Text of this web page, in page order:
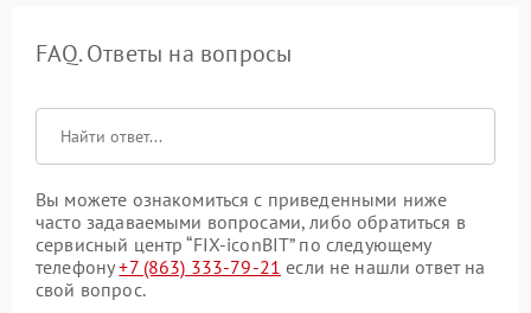
FAQ. Ответы на вопросы
Вы можете ознакомиться с приведенными ниже
часто задаваемыми вопросами, либо обратиться в
сервисный центр “FIX-iconBIT” по следующему
телефону+7 (863) 333-79-21 если не нашли ответ на
свой вопрос.